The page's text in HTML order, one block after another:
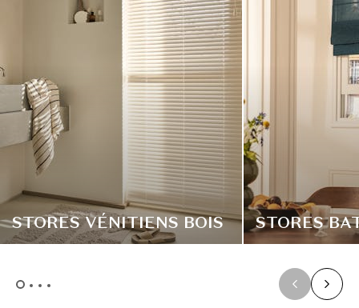
STORES VÉNITIENS BOIS STORES